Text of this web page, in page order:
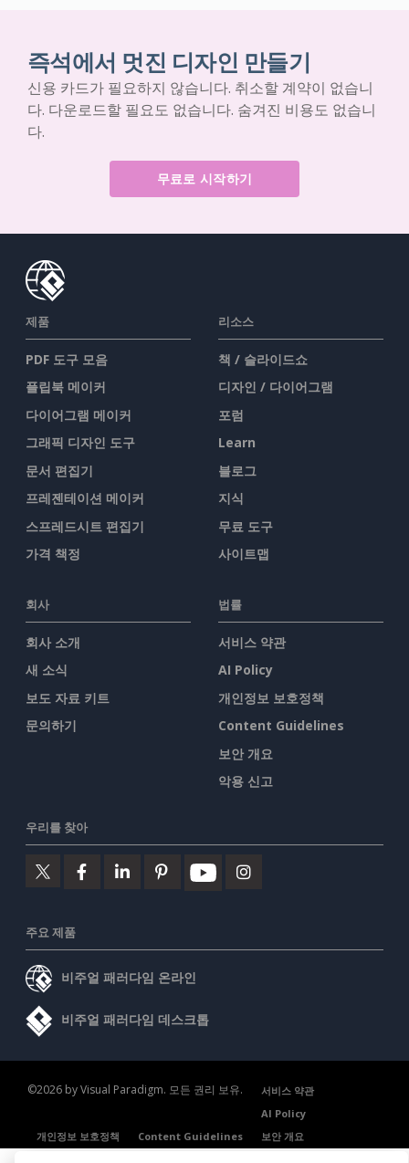
즉석에서 멋진 디자인 만들기
신용 카드가 필요하지 않습니다. 취소할 계약이 없습니
다. 다운로드할 필요도 없습니다. 숨겨진 비용도 없습니
다.
무료로 시작하기
제품
PDF 도구 모음
플립북 메이커
다이어그램 메이커
그래픽 디자인 도구
문서 편집기
프레젠테이션 메이커
스프레드시트 편집기
가격 책정
리소스
책 / 슬라이드쇼
디자인 / 다이어그램
포럼
Learn
블로그
지식
무료 도구
사이트맵
회사
회사 소개
새 소식
보도 자료 키트
문의하기
법률
서비스 약관
AI Policy
개인정보 보호정책
Content Guidelines
보안 개요
악용 신고
우리를 찾아
주요 제품
비주얼 패러다임 온라인
비주얼 패러다임 데스크톱
©2026 by Visual Paradigm. 모든 권리 보유.
서비스 약관
AI Policy
개인정보 보호정책
Content Guidelines 보안 개요